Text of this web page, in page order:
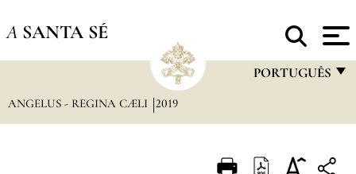
A SANTA SÉ
PORTUGUÊS
ITALIANO
ANGELUS - REGINA CÆLI 2019